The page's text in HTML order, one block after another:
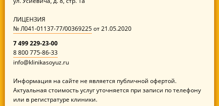
ЛИЦЕНЗИЯ
№ Л041-01137-77/00369225от21.05.2020
7 499 229-23-00
8 800 775-86-33
info@klinikasoyuz.ru
Информация на сайте не является публичной офертой.
Актуальная стоимость услуг уточняется при записи по телефону
или в регистратуре клиники.